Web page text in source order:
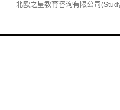
北欧之星教育咨询有限公司